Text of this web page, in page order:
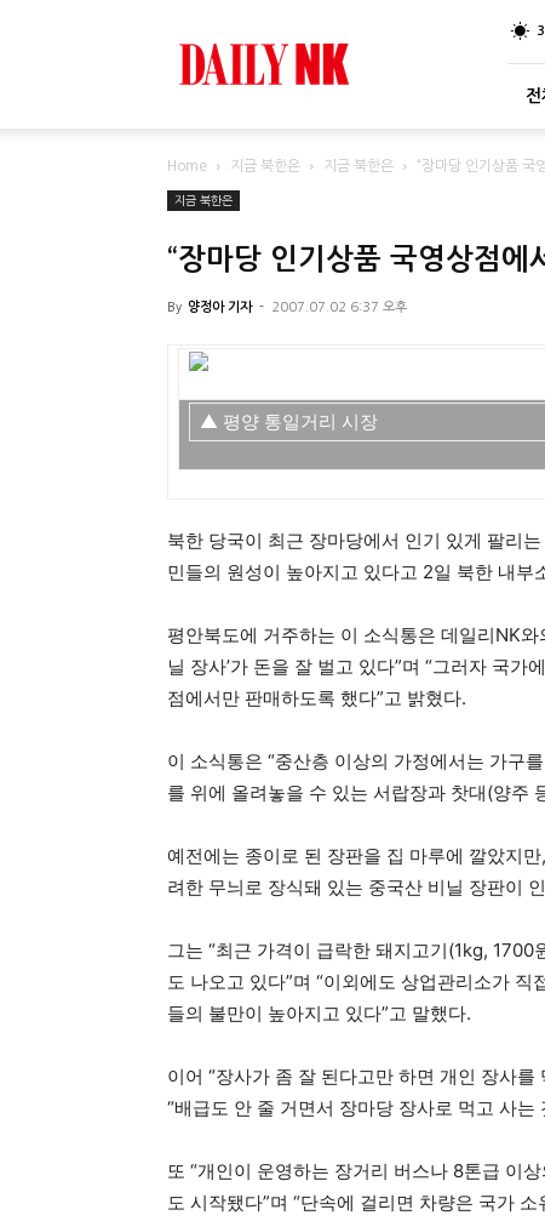
전
Home 지금 북한은 지금 북한은 “장마당 인기상품 국
지금 북한은
“장마당 인기상품 국영상점에
By 양정아 기자 - 2007.07.02 6:37 오후
▲ 평양 통일거리 시장
북한 당국이 최근 장마당에서 인기 있게 팔리
민들의 원성이 높아지고 있다고 2일 북한 내부
평안북도에 거주하는 이 소식통은 데일리NK
닐 장사’가 돈을 잘 벌고 있다”며 “그러자 국
점에서만 판매하도록 했다”고 밝혔다.
이 소식통은 “중산층 이상의 가정에서는 가구
를 위에 올려놓을 수 있는 서랍장과 찻대(양주
예전에는 종이로 된 장판을 집 마루에 깔았지
려한 무늬로 장식돼 있는 중국산 비닐 장판이
그는 “최근 가격이 급락한 돼지고기(1kg,
도 나오고 있다”며 “이외에도 상업관리소가
들의 불만이 높아지고 있다”고 말했다.
이어 “장사가 좀 잘 된다고만 하면 개인 장사
“배급도 안 줄 거면서 장마당 장사로 먹고 사
또 “개인이 운영하는 장거리 버스나 8톤급 이
도 시작됐다”며 “단속에 걸리면 차량은 국가